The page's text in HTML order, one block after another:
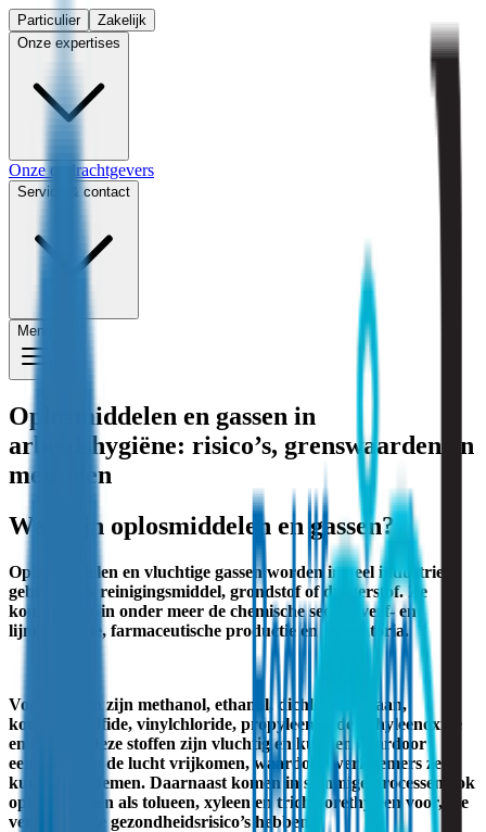
Particulier
Zakelijk
Onze expertises
Onze opdrachtgevers
Service & contact
Menu
Oplosmiddelen en gassen in
arbeidshygiëne: risico’s, grenswaarden en
metingen
Wat zijn oplosmiddelen en gassen?
Oplosmiddelen en vluchtige gassen worden in veel industrieën
gebruikt als reinigingsmiddel, grondstof of dragerstof. Ze
komen voor in onder meer de chemische sector, verf- en
lijmindustrie, farmaceutische productie en laboratoria.
Voorbeelden zijn methanol, ethanol, dichloormethaan,
koolstofdisulfide, vinylchloride, propyleenoxide, ethyleenoxide
en aceton. Deze stoffen zijn vluchtig en kunnen daardoor
eenvoudig in de lucht vrijkomen, waardoor werknemers ze
kunnen inademen. Daarnaast komen in sommige processen ook
oplosmiddelen als tolueen, xyleen en trichloorethyleen voor, die
vergelijkbare gezondheidsrisico’s hebben.